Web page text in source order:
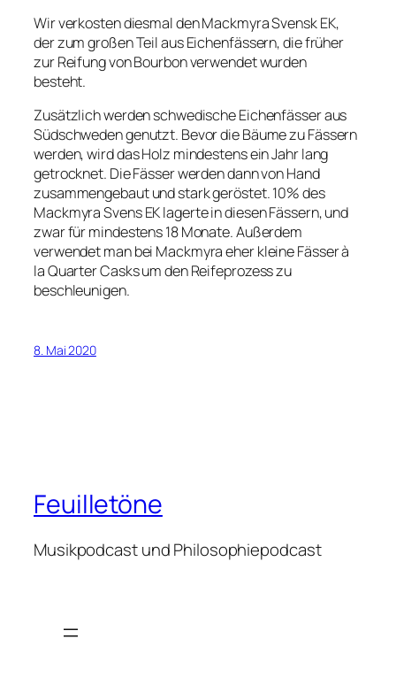
Wir verkosten diesmal den Mackmyra Svensk EK,
der zum großen Teil aus Eichenfässern, die früher
zur Reifung von Bourbon verwendet wurden
besteht.
Zusätzlich werden schwedische Eichenfässer aus
Südschweden genutzt. Bevor die Bäume zu Fässern
werden, wird das Holz mindestens ein Jahr lang
getrocknet. Die Fässer werden dann von Hand
zusammengebaut und stark geröstet. 10% des
Mackmyra Svens EK lagerte in diesen Fässern, und
zwar für mindestens 18 Monate. Außerdem
verwendet man bei Mackmyra eher kleine Fässer à
la Quarter Casks um den Reifeprozess zu
beschleunigen.
8. Mai 2020
Feuilletöne
Musikpodcast und Philosophiepodcast